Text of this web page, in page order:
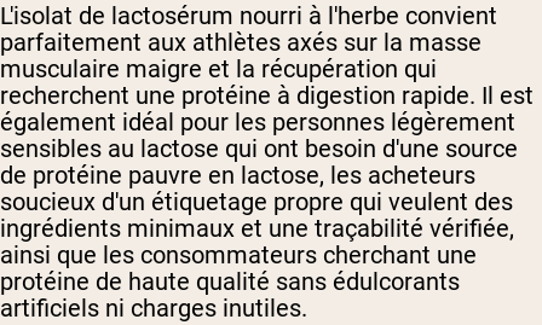
L'isolat de lactosérum nourri à l'herbe convient
parfaitement aux athlètes axés sur la masse
musculaire maigre et la récupération qui
recherchent une protéine à digestion rapide. Il est
également idéal pour les personnes légèrement
sensibles au lactose qui ont besoin d'une source
de protéine pauvre en lactose, les acheteurs
soucieux d'un étiquetage propre qui veulent des
ingrédients minimaux et une traçabilité vérifiée,
ainsi que les consommateurs cherchant une
protéine de haute qualité sans édulcorants
artificiels ni charges inutiles.